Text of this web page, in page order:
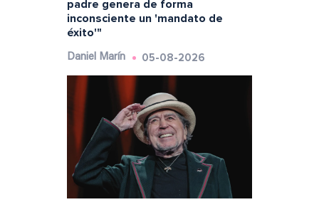
padre genera de forma
inconsciente un 'mandato de
éxito'"
Daniel Marín 05-08-2026